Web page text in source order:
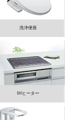
洗浄便座
IHヒーター